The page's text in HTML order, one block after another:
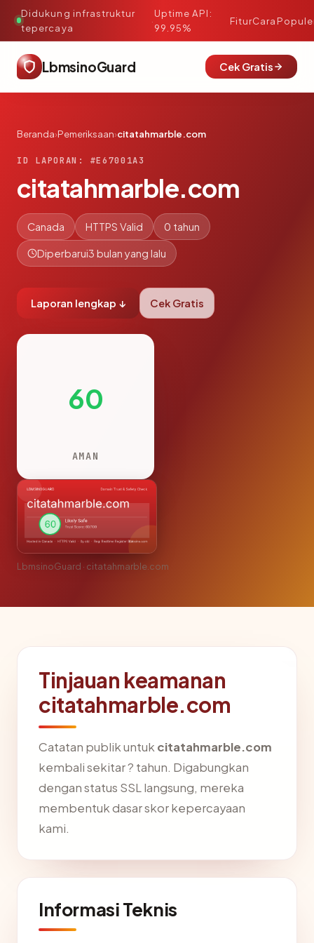
Didukung infrastruktur
tepercaya
·
Uptime API:
99.95%
FiturCara
LbmsinoGuard Cek Gratis
Beranda›Pemeriksaan›citatahmarble.com
ID LAPORAN: #E67001A3
citatahmarble.com
Canada HTTPS Valid 0 tahun
Diperbarui3 bulan yang lalu
Laporan lengkap ↓ Cek Gratis
60
AMAN
LbmsinoGuard · citatahmarble.com
Tinjauan keamanan
citatahmarble.com
Catatan publik untuk citatahmarble.com
kembali sekitar ? tahun. Digabungkan
dengan status SSL langsung, mereka
membentuk dasar skor kepercayaan
kami.
Informasi Teknis